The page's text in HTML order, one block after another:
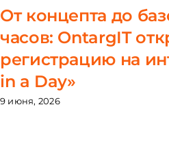
От концепта до
часов: OntargIT
регистрацию на
in a Day»
9 июня, 2026